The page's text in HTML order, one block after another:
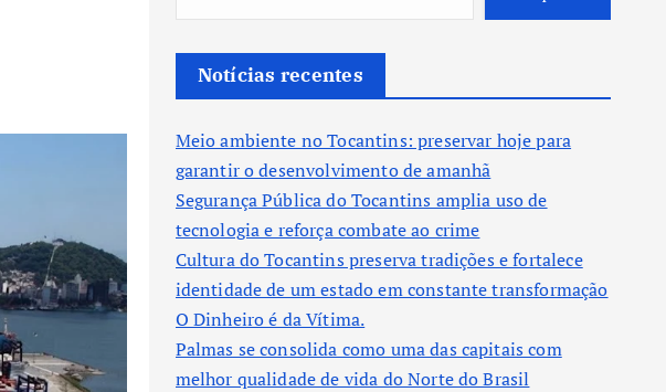
Notícias recentes
Meio ambiente no Tocantins: preservar hoje para
garantir o desenvolvimento de amanhã
Segurança Pública do Tocantins amplia uso de
tecnologia e reforça combate ao crime
Cultura do Tocantins preserva tradições e fortalece
identidade de um estado em constante transformação
O Dinheiro é da Vítima.
Palmas se consolida como uma das capitais com
melhor qualidade de vida do Norte do Brasil